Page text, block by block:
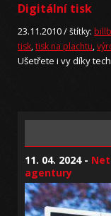
Digitální tisk
23.11.2010 /štítky:
tisk,tisk na plachtu,
Ušetřete i vy díky
11. 04. 2024 -
agentury